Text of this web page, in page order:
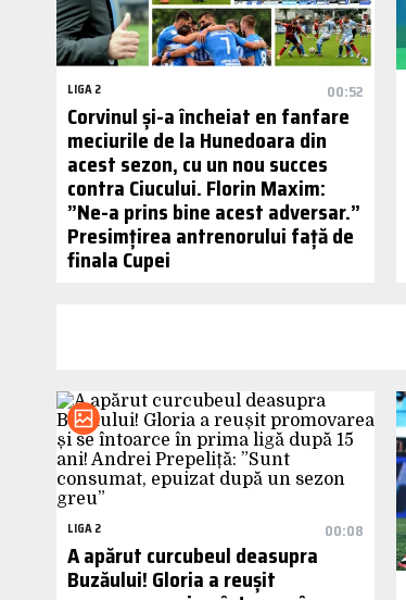
LIGA 2 00:52
Corvinul și-a încheiat en fanfare
meciurile de la Hunedoara din
acest sezon, cu un nou succes
contra Ciucului. Florin Maxim:
”Ne-a prins bine acest adversar.”
Presimțirea antrenorului față de
finala Cupei
LIGA 2 00:08
A apărut curcubeul deasupra
Buzăului! Gloria a reușit